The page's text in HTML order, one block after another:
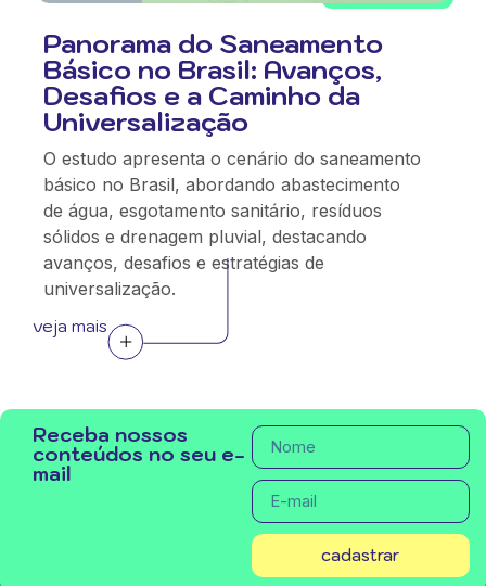
Panorama do Saneamento
Básico no Brasil: Avanços,
Desafios e a Caminho da
Universalização
O estudo apresenta o cenário do saneamento
básico no Brasil, abordando abastecimento
de água, esgotamento sanitário, resíduos
sólidos e drenagem pluvial, destacando
avanços, desafios e estratégias de
universalização.
veja mais
Receba nossos
conteúdos no seu e-
mail
cadastrar